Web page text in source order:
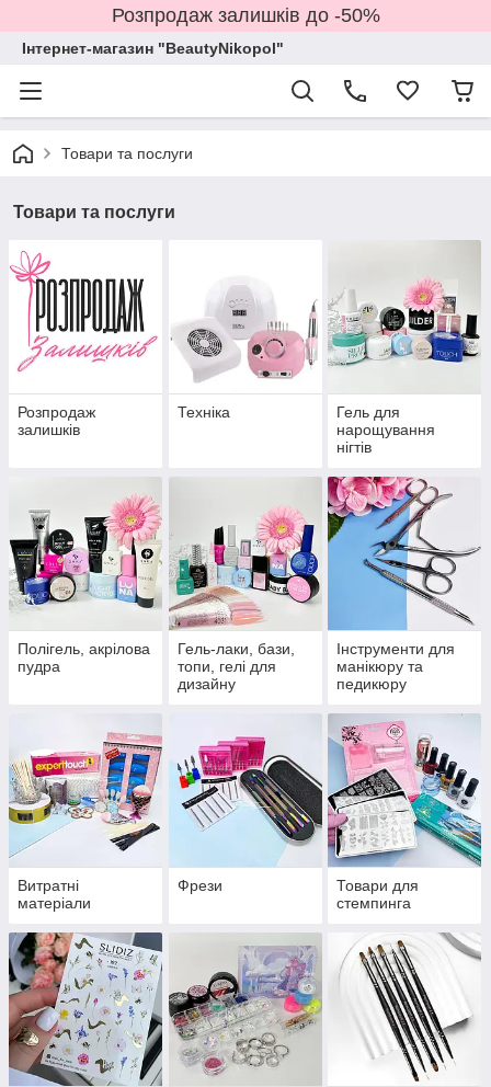
Розпродаж залишків до -50%
Інтернет-магазин "BeautyNikopol"
Товари та послуги
Товари та послуги
Розпродаж
залишків
Техніка
Гель для
нарощування
нігтів
Полігель, акрілова
пудра
Гель-лаки, бази,
топи, гелі для
дизайну
Інструменти для
манікюру та
педикюру
Витратні
матеріали
Фрези
Товари для
стемпинга